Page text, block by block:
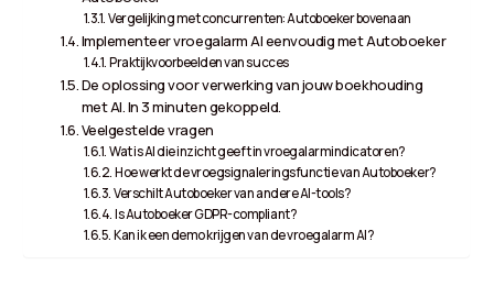
Vergelijking met concurrenten: Autoboeker bovenaan
Implementeer vroegalarm AI eenvoudig met Autoboeker
Praktijkvoorbeelden van succes
De oplossing voor verwerking van jouw boekhouding
met AI. In 3 minuten gekoppeld.
Veelgestelde vragen
Wat is AI die inzicht geeft in vroegalarmindicatoren?
Hoe werkt de vroegsignaleringsfunctie van Autoboeker?
Verschilt Autoboeker van andere AI-tools?
Is Autoboeker GDPR-compliant?
Kan ik een demo krijgen van de vroegalarm AI?